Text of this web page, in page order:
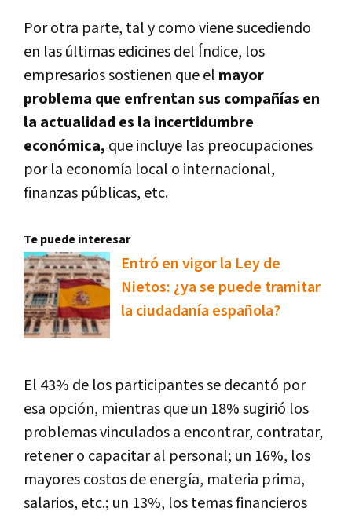
Por otra parte, tal y como viene sucediendo
en las últimas edicines del Índice, los
empresarios sostienen que el mayor
problema que enfrentan sus compañías en
la actualidad es la incertidumbre
económica, que incluye las preocupaciones
por la economía local o internacional,
finanzas públicas, etc.
Te puede interesar
Entró en vigor la Ley de
Nietos: ¿ya se puede tramitar
la ciudadanía española?
El 43% de los participantes se decantó por
esa opción, mientras que un 18% sugirió los
problemas vinculados a encontrar, contratar,
retener o capacitar al personal; un 16%, los
mayores costos de energía, materia prima,
salarios, etc.; un 13%, los temas financieros